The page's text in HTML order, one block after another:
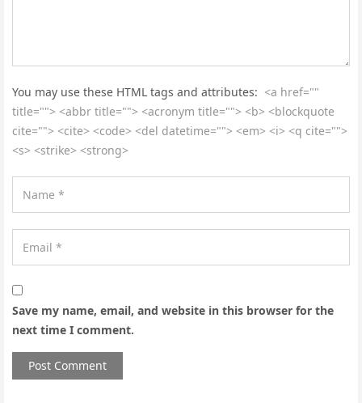
You may use these HTML tags and attributes: <a href=""
title=""> <abbr title=""> <acronym title=""> <b> <blockquote
cite=""> <cite> <code> <del datetime=""> <em> <i> <q cite="">
<s> <strike> <strong>
Save my name, email, and website in this browser for the
next time I comment.